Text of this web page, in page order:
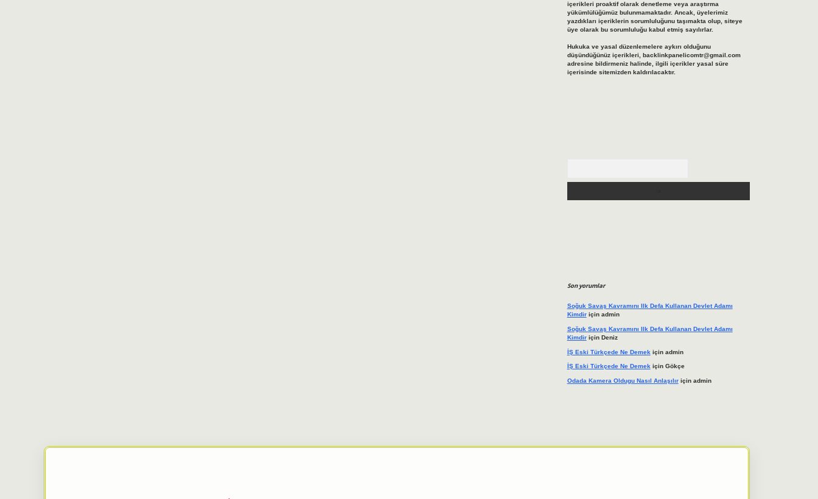
içerikleri proaktif olarak denetleme veya araştırma
yükümlülüğümüz bulunmamaktadır. Ancak, üyelerimiz
yazdıkları içeriklerin sorumluluğunu taşımakta olup, siteye
üye olarak bu sorumluluğu kabul etmiş sayılırlar.
Hukuka ve yasal düzenlemelere aykırı olduğunu
düşündüğünüz içerikleri, backlinkpanelicomtr@gmail.com
adresine bildirmeniz halinde, ilgili içerikler yasal süre
içerisinde sitemizden kaldırılacaktır.
Son yorumlar
Soğuk Savaş Kavramını Ilk Defa Kullanan Devlet Adamı
Kimdiriçin admin
Soğuk Savaş Kavramını Ilk Defa Kullanan Devlet Adamı
Kimdiriçin Deniz
İŞ Eski Türkçede Ne Demek için admin
İŞ Eski Türkçede Ne Demek için Gökçe
Odada Kamera Oldugu Nasıl Anlaşılıriçin admin